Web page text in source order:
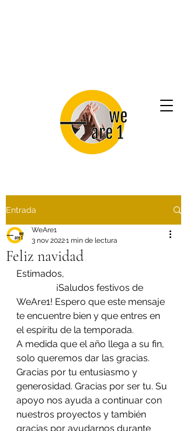
Entrada
Feliz navidad
WeAre1
3 nov 20221 min de lectura
Estimados,
WeAre1! Espero que este mensaje
te encuentre bien y que entres en
el espíritu de la temporada.
A medida que el año llega a su fin,
solo queremos dar las gracias.
Gracias por tu entusiasmo y
generosidad. Gracias por ser tu. Su
apoyo nos ayuda a continuar con
nuestros proyectos y también
gracias por ayudarnos durante